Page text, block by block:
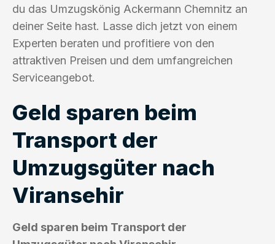
du das Umzugskönig Ackermann Chemnitz an
deiner Seite hast. Lasse dich jetzt von einem
Experten beraten und profitiere von den
attraktiven Preisen und dem umfangreichen
Serviceangebot.
Geld sparen beim
Transport der
Umzugsgüter nach
Viransehir
Geld sparen beim Transport der